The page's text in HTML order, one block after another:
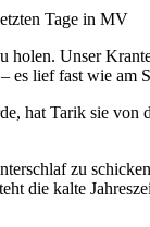
Tage in MV
Unser
es lief fast wie am
hat Tarik sie
zu
die kalte